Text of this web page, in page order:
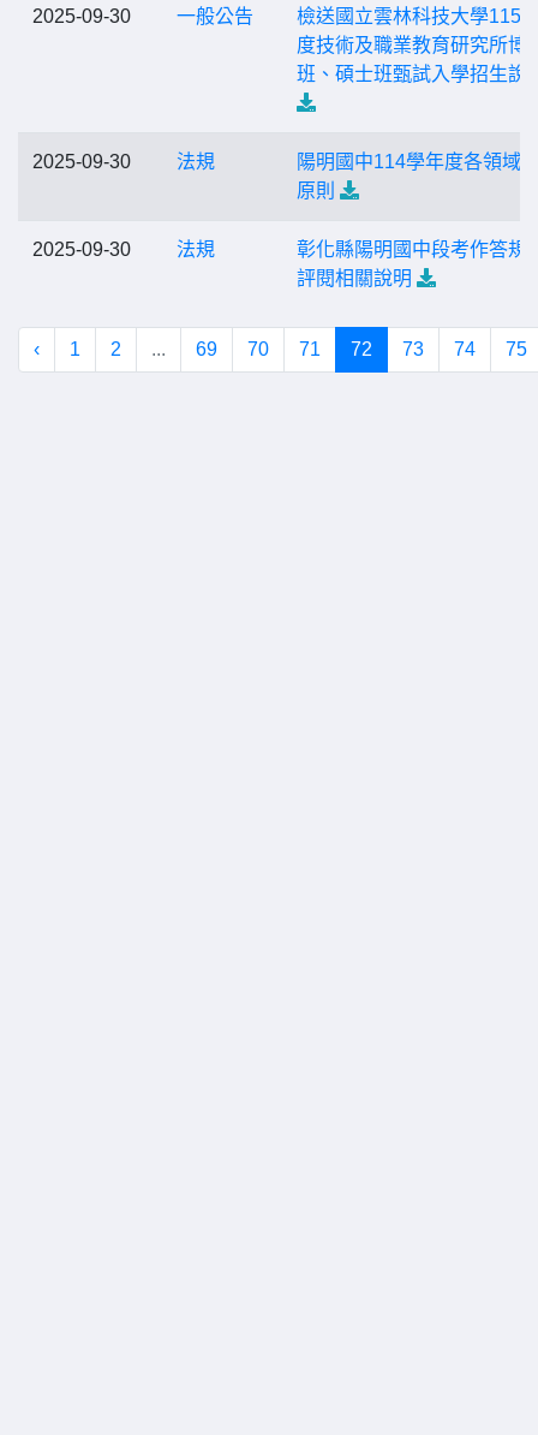
2025-09-30 一般公告
檢送國立雲林科技大學115
度技術及職業教育研究所博
班、碩士班甄試入學招生說
2025-09-30 法規
陽明國中114學年度各領域
原則
2025-09-30 法規
彰化縣陽明國中段考作答規
評閱相關說明
‹ 1 2 ... 69 70 71 72 73 74 75